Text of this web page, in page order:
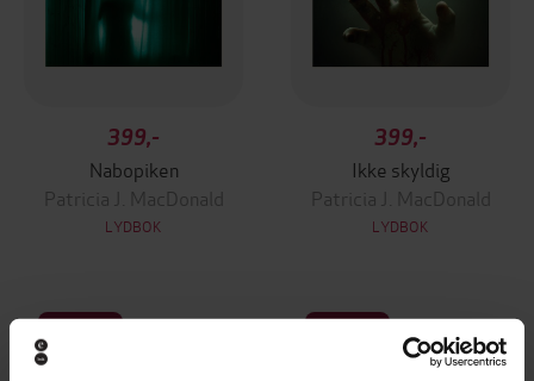
399,-
Nabopiken
Patricia J. MacDonald
LYDBOK
399,-
Ikke skyldig
Patricia J. MacDonald
LYDBOK
Premium Premium